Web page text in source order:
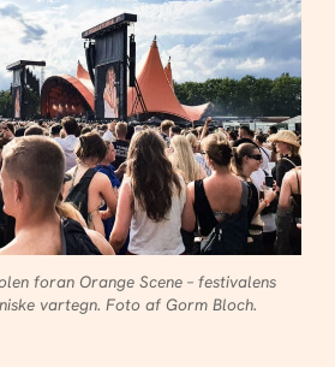
foran Orange Scene – festivalens
vartegn. Foto af Gorm Bloch.